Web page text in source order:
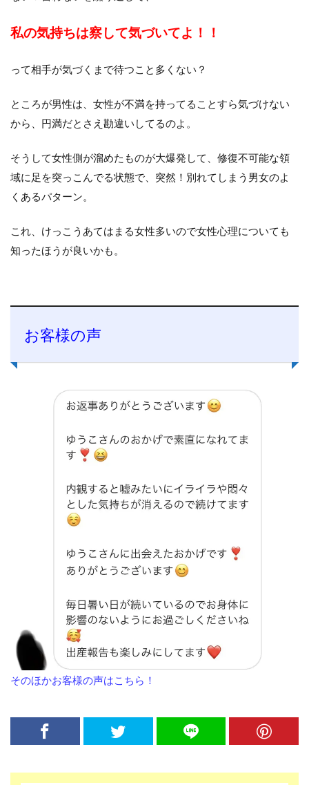
私の気持ちは察して気づいてよ！！
って相手が気づくまで待つこと多くない？
ところが男性は、女性が不満を持ってることすら気づけない
から、円満だとさえ勘違いしてるのよ。
そうして女性側が溜めたものが大爆発して、修復不可能な領
域に足を突っこんでる状態で、突然！別れてしまう男女のよ
くあるパターン。
これ、けっこうあてはまる女性多いので女性心理についても
知ったほうが良いかも。
お客様の声
そのほかお客様の声はこちら！